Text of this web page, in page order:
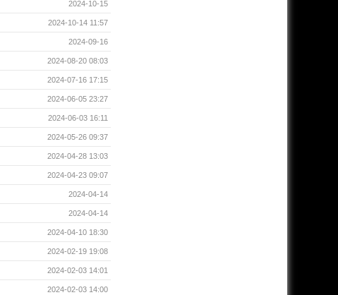
2024-10-15
2024-10-14 11:57
2024-09-16
2024-08-20 08:03
2024-07-16 17:15
2024-06-05 23:27
2024-06-03 16:11
2024-05-26 09:37
2024-04-28 13:03
2024-04-23 09:07
2024-04-14
2024-04-14
2024-04-10 18:30
2024-02-19 19:08
2024-02-03 14:01
2024-02-03 14:00